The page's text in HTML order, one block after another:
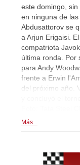
este domingo,
en ninguna de
Abdusattorov se
a Arjun Erigaisi.
compatriota
última ronda. Por
para Andy
frente a Erwin
del próximo año.
Más...